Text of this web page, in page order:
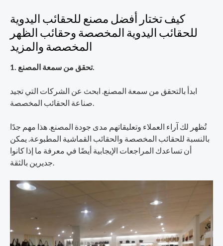
كيف تختار أفضل مصنع للحقائب اليدوية
للحقائب اليدوية المخصصة وحقائب الظهر
المخصصة والمزيد
1. تحقق من سمعة المصنع.
ابدأ بالتحقق من سمعة المصنع. ابحث عن الشركات التي تجيد
صناعة الحقائب المخصصة.
تُظهر لك آراء العملاء وتعليقاتهم مدى جودة المصنع. هذا مهم جدًا
بالنسبة للحقائب المخصصة والحقائب القماشية المطبوعة. يمكن
أن تساعدك المراجعات الإيجابية أيضًا في معرفة ما إذا كانوا
جديرين بالثقة.